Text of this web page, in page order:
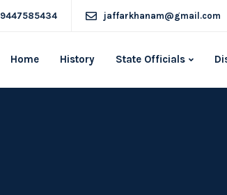
9447585434 jaffarkhanam@gmail.com
Home History State Officials